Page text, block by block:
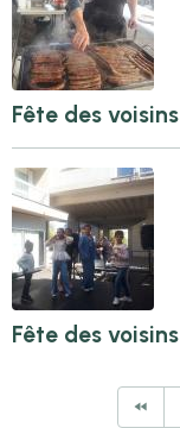
Fête des voisins
Fête des voisins